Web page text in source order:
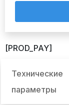
[PROD_PAY]
Технические
параметры